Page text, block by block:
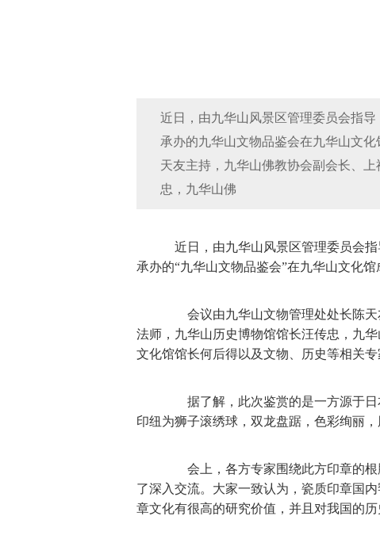
近日，由九华山风景区管理委员会指
承办的九华山文物品鉴会在九华山文
天友主持，九华山佛教协会副会长、
忠，九华山佛
近日，由九华山风景区管理委员会
承办的“九华山文物品鉴会”在九华山文化馆
会议由九华山文物管理处处长陈天
法师，九华山历史博物馆馆长汪传忠，九
文化馆馆长何后得以及文物、历史等相关专
据了解，此次鉴赏的是一方源于日
印纽为狮子滚绣球，双龙盘踞，色彩绚丽，
会上，各方专家围绕此方印章的根
了深入交流。大家一致认为，瓷质印章国
章文化有很高的研究价值，并且对我国的